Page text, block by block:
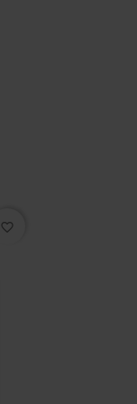
favorite_border